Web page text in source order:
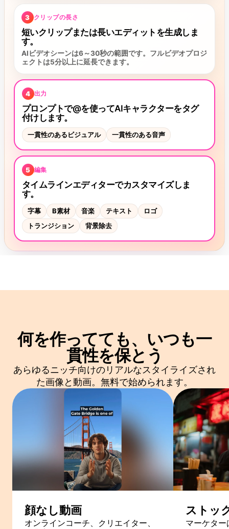
何を作ってても、いつも一
貫性を保とう
あらゆるニッチ向けのリアルなスタイライズされ
た画像と動画。無料で始められます。
顔なし動画
オンラインコーチ、クリエイター、
ストッ
マーケタ